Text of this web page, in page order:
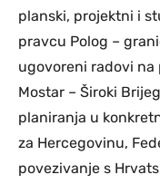
planski, projektni i
pravcu Polog –
ugovoreni radovi na
Mostar – Široki
planiranja u
za Hercegovinu,
povezivanje s